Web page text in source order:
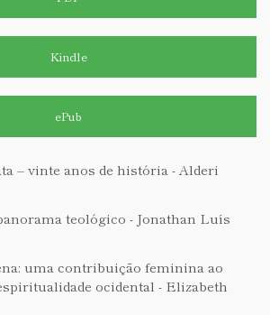
Kindle
ePub
– vinte anos de história - Alderi
teológico - Jonathan Luís
uma contribuição feminina ao
ocidental - Elizabeth